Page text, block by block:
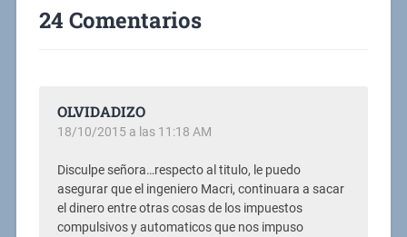
24 Comentarios
OLVIDADIZO
18/10/2015 a las 11:18 AM
Disculpe señora…respecto al titulo, le puedo
asegurar que el ingeniero Macri, continuara a sacar
el dinero entre otras cosas de los impuestos
compulsivos y automaticos que nos impuso